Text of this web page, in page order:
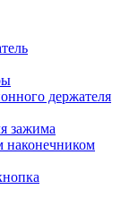
держателя
зажима
наконечником